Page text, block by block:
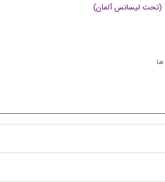
(تحت لیسانس آلمان)